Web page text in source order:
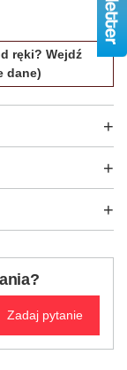
ręki? Wejdź
dane)
Zadaj pytanie